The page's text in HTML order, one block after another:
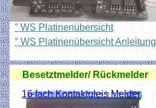
° WS Platinenübersicht
° WS Platinenübersicht Anleitung
Besetztmelder/ Rückmelder
16 fach Kontaktgleis Melder